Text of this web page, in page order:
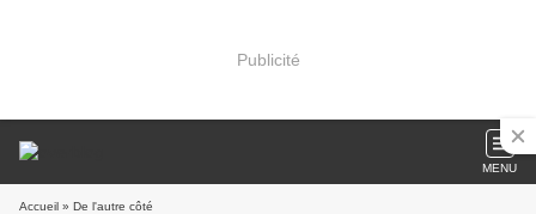
Publicité
MENU
Accueil » De l'autre côté